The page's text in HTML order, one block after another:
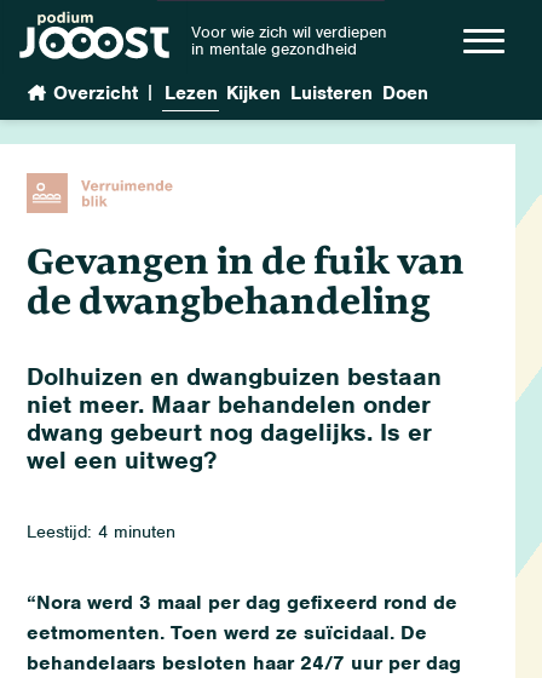
Voor wie zich wil verdiepen
in mentale gezondheid
Overzicht | Lezen Kijken Luisteren Doen
Gevangen in de fuik van
de dwangbehandeling
Dolhuizen en dwangbuizen bestaan
niet meer. Maar behandelen onder
dwang gebeurt nog dagelijks. Is er
wel een uitweg?
Leestijd: 4 minuten
“Nora werd 3 maal per dag gefixeerd rond de
eetmomenten. Toen werd ze suïcidaal. De
behandelaars besloten haar 24/7 uur per dag